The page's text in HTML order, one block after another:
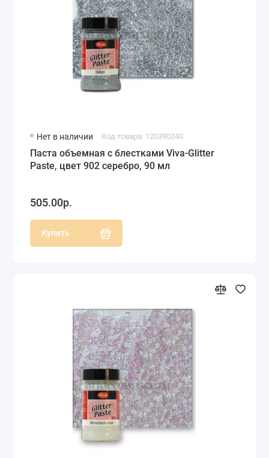
Нет в наличии Код товара: 120390240
Паста объемная с блестками Viva-Glitter
Paste, цвет 902 серебро, 90 мл
505.00р.
Купить